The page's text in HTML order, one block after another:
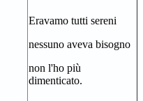
Eravamo tutti sereni
nessuno aveva bisogno
non l'ho più
dimenticato.